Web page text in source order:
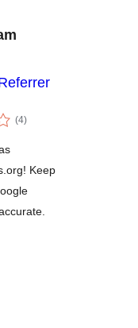
(4एकूण
मूल्यांकन
)
Keep